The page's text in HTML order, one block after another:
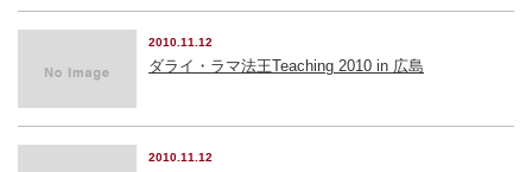
2010.11.12
ダライ・ラマ法王Teaching 2010 in 広島
2010.11.12